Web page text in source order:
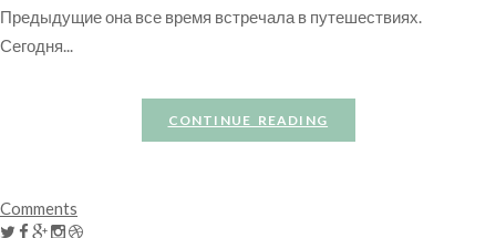
Предыдущие она все время встречала в путешествиях.
Сегодня...
CONTINUE READING
Comments